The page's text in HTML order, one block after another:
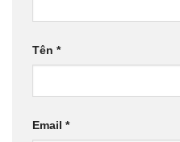
Tên *
Email *